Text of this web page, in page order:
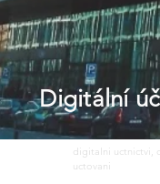
Digitální
digitalni uctnictvi,
uctovani